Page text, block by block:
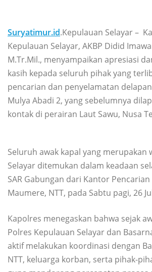
Suryatimur.id.Kepulauan Selayar –
Kepulauan Selayar, AKBP Didid
M.Tr.Mil., menyampaikan apresiasi
kasih kepada seluruh pihak yang
pencarian dan penyelamatan
Mulya Abadi 2, yang sebelumnya
kontak di perairan Laut Sawu, Nusa
Seluruh awak kapal yang merupakan
Selayar ditemukan dalam keadaan
SAR Gabungan dari Kantor
Maumere, NTT, pada Sabtu pagi, 26
Kapolres menegaskan bahwa sejak
Polres Kepulauan Selayar dan
aktif melakukan koordinasi dengan
NTT, keluarga korban, serta pihak-